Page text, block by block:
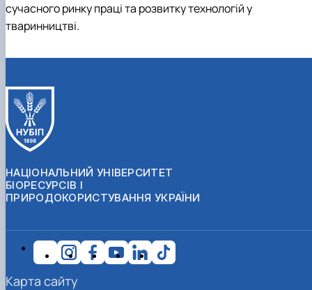
сучасного ринку праці та розвитку технологій у
тваринництві.
НАЦІОНАЛЬНИЙ УНІВЕРСИТЕТ
БІОРЕСУРСІВ І
ПРИРОДОКОРИСТУВАННЯ УКРАЇНИ
Карта сайту